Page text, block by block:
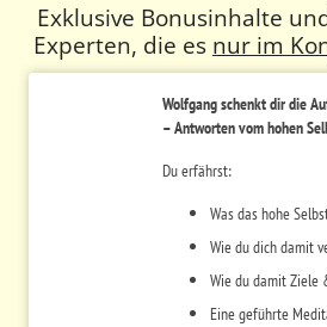
Exklusive Bonusinhalte
Experten, die es nur im
Wolfgang schenkt dir die
– Antworten vom hohen
Du erfährst:
Was das hohe
Wie du dich damit
Wie du damit Ziele
Eine geführte